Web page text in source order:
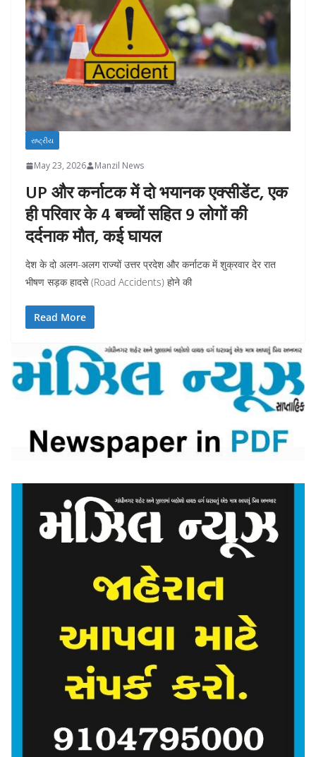
રાષ્ટ્રીય
May 23, 2026 Manzil News
UP और कर्नाटक में दो भयानक एक्सीडेंट, एक
ही परिवार के 4 बच्चों सहित 9 लोगों की
दर्दनाक मौत, कई घायल
देश के दो अलग-अलग राज्यों उत्तर प्रदेश और कर्नाटक में शुक्रवार देर रात
भीषण सड़क हादसे (Road Accidents) होने की
Read More